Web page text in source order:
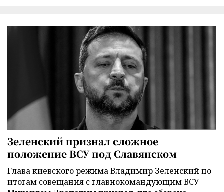
Зеленский признал сложное
положение ВСУ под Славянском
Глава киевского режима Владимир Зеленский по
итогам совещания с главнокомандующим ВСУ